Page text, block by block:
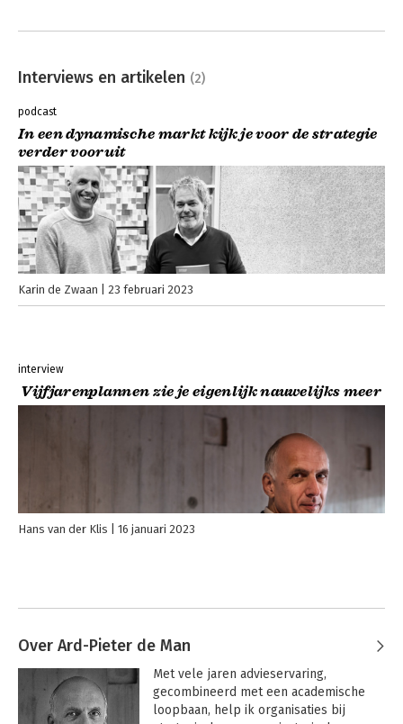
Interviews en artikelen (2)
podcast
In een dynamische markt kijk je voor de strategie
verder vooruit
Karin de Zwaan 23 februari 2023
interview
Vijfjarenplannen zie je eigenlijk nauwelijks meer
Hans van der Klis 16 januari 2023
Over Ard-Pieter de Man
Met vele jaren advieservaring,
gecombineerd met een academische
loopbaan, help ik organisaties bij